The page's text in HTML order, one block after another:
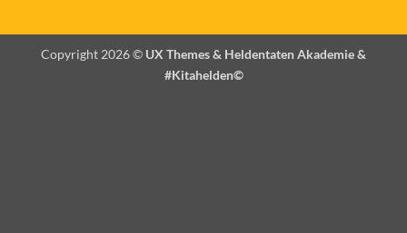
Copyright 2026 © UX Themes & Heldentaten Akademie &
#Kitahelden©